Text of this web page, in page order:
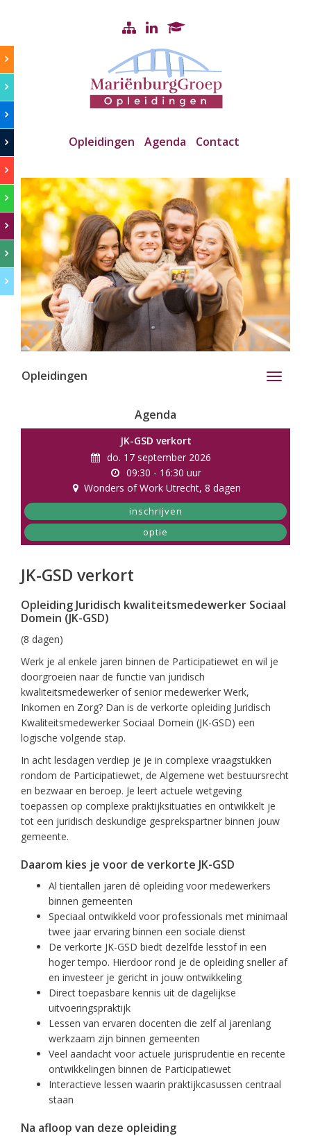
Opleidingen Agenda Contact
Toggle
Opleidingen
Agenda
JK-GSD verkort
do. 17 september 2026
09:30 - 16:30 uur
Wonders of Work Utrecht, 8 dagen
inschrijven
optie
JK-GSD verkort
Opleiding Juridisch kwaliteitsmedewerker Sociaal
Domein (JK-GSD)
(8 dagen)
Werk je al enkele jaren binnen de Participatiewet en wil je
doorgroeien naar de functie van juridisch
kwaliteitsmedewerker of senior medewerker Werk,
Inkomen en Zorg? Dan is de verkorte opleiding Juridisch
Kwaliteitsmedewerker Sociaal Domein (JK-GSD) een
logische volgende stap.
In acht lesdagen verdiep je je in complexe vraagstukken
rondom de Participatiewet, de Algemene wet bestuursrecht
en bezwaar en beroep. Je leert actuele wetgeving
toepassen op complexe praktijksituaties en ontwikkelt je
tot een juridisch deskundige gesprekspartner binnen jouw
gemeente.
Daarom kies je voor de verkorte JK-GSD
Al tientallen jaren dé opleiding voor medewerkers
binnen gemeenten
Speciaal ontwikkeld voor professionals met minimaal
twee jaar ervaring binnen een sociale dienst
De verkorte JK-GSD biedt dezelfde lesstof in een
hoger tempo. Hierdoor rond je de opleiding sneller af
en investeer je gericht in jouw ontwikkeling
Direct toepasbare kennis uit de dagelijkse
uitvoeringspraktijk
Lessen van ervaren docenten die zelf al jarenlang
werkzaam zijn binnen gemeenten
Veel aandacht voor actuele jurisprudentie en recente
ontwikkelingen binnen de Participatiewet
Interactieve lessen waarin praktijkcasussen centraal
staan
Na afloop van deze opleiding